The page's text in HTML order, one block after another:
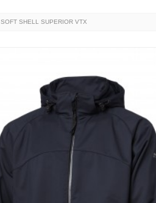
SOFT SHELL SUPERIOR VTX